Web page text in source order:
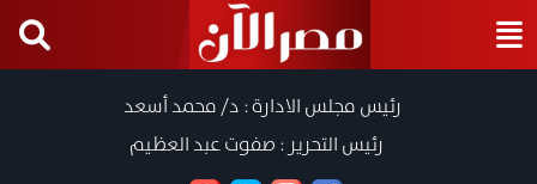
رئيس مجلس الادارة : د/ محمد أسعد
رئيس التحرير : صفوت عبد العظيم